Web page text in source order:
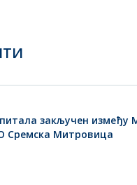
закључен између
Сремска Митровица